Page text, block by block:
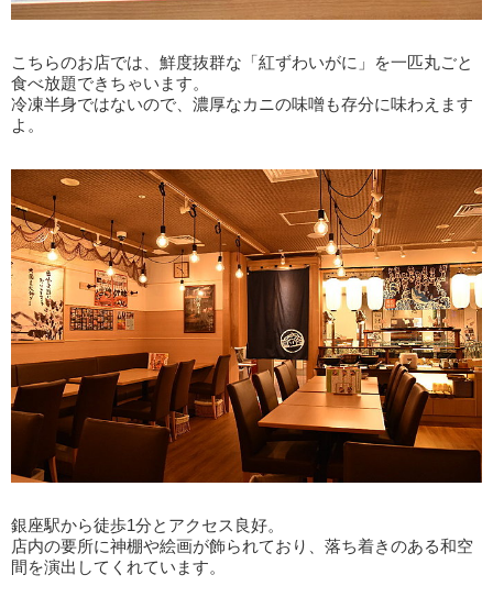
こちらのお店では、鮮度抜群な「紅ずわいがに」を一匹丸ごと
食べ放題できちゃいます。
冷凍半身ではないので、濃厚なカニの味噌も存分に味わえます
よ。
銀座駅から徒歩1分とアクセス良好。
店内の要所に神棚や絵画が飾られており、落ち着きのある和空
間を演出してくれています。